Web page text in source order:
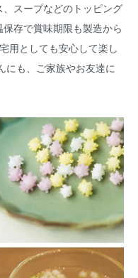
スープなどのトッピング
存で賞味期限も製造から
用としても安心して楽し
にも、ご家族やお友達に